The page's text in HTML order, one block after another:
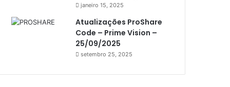
Athomics Inspire Qi Lite
Athomics S3
Athomics T3
janeiro 15, 2025
Atualizações ProShare
Code – Prime Vision –
25/09/2025
setembro 25, 2025